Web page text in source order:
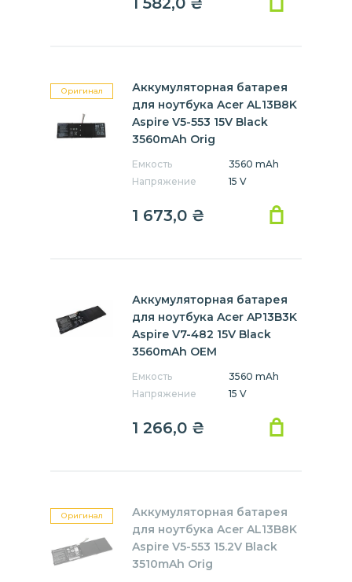
Оригинал
Аккумуляторная батарея
для ноутбука Acer AL13B8K
Aspire V5-553 15V Black
3560mAh Orig
Емкость
3560 mAh
Напряжение
15 V
1 673,0 ₴
Аккумуляторная батарея
для ноутбука Acer AP13B3K
Aspire V7-482 15V Black
3560mAh OEM
Емкость
3560 mAh
Напряжение
15 V
1 266,0 ₴
Оригинал
Аккумуляторная батарея
для ноутбука Acer AL13B8K
Aspire V5-553 15.2V Black
3510mAh Orig